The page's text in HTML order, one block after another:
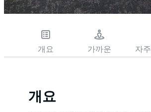
개요 가까운 자
개요